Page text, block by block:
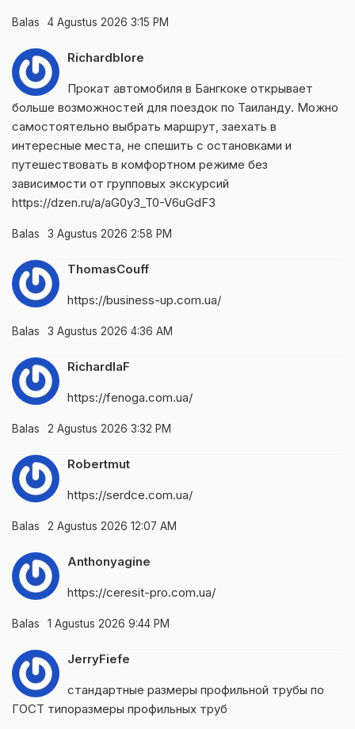
Balas 4 Agustus 2026 3:15 PM
Richardblore
Прокат автомобиля в Бангкоке открывает
больше возможностей для поездок по Таиланду. Можно
самостоятельно выбрать маршрут, заехать в
интересные места, не спешить с остановками и
путешествовать в комфортном режиме без
зависимости от групповых экскурсий
https://dzen.ru/a/aG0y3_T0-V6uGdF3
Balas 3 Agustus 2026 2:58 PM
ThomasCouff
https://business-up.com.ua/
Balas 3 Agustus 2026 4:36 AM
RichardlaF
https://fenoga.com.ua/
Balas 2 Agustus 2026 3:32 PM
Robertmut
https://serdce.com.ua/
Balas 2 Agustus 2026 12:07 AM
Anthonyagine
https://ceresit-pro.com.ua/
Balas 1 Agustus 2026 9:44 PM
JerryFiefe
стандартные размеры профильной трубы по
ГОСТ типоразмеры профильных труб